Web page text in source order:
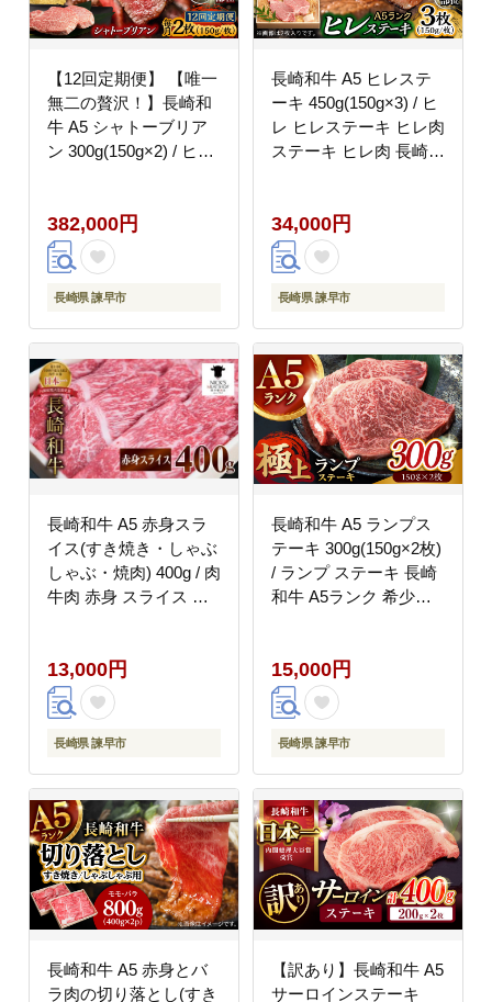
【12回定期便】 【唯一
無二の贅沢！】長崎和
牛 A5 シャトーブリア
ン 300g(150g×2) / ヒレ
ぶりあん / 諫早市 / 野
中精肉店 [AHCW113]
382,000円
長崎県 諫早市
長崎和牛 A5 ヒレステ
ーキ 450g(150g×3) / ヒ
レ ヒレステーキ ヒレ肉
ステーキ ヒレ肉 長崎和
[AHCW158]
34,000円
長崎県 諫早市
長崎和牛 A5 赤身スラ
イス(すき焼き・しゃぶ
しゃぶ・焼肉) 400g / 肉
牛肉 赤身 スライス す
NICK'S MEAT 野中精肉
店 [AHCW001]
13,000円
長崎県 諫早市
長崎和牛 A5 ランプス
テーキ 300g(150g×2枚)
/ ランプ ステーキ 長崎
和牛 A5ランク 希少部
15,000円
長崎県 諫早市
長崎和牛 A5 赤身とバ
ラ肉の切り落とし(すき
【訳あり】長崎和牛 A5
サーロインステーキ